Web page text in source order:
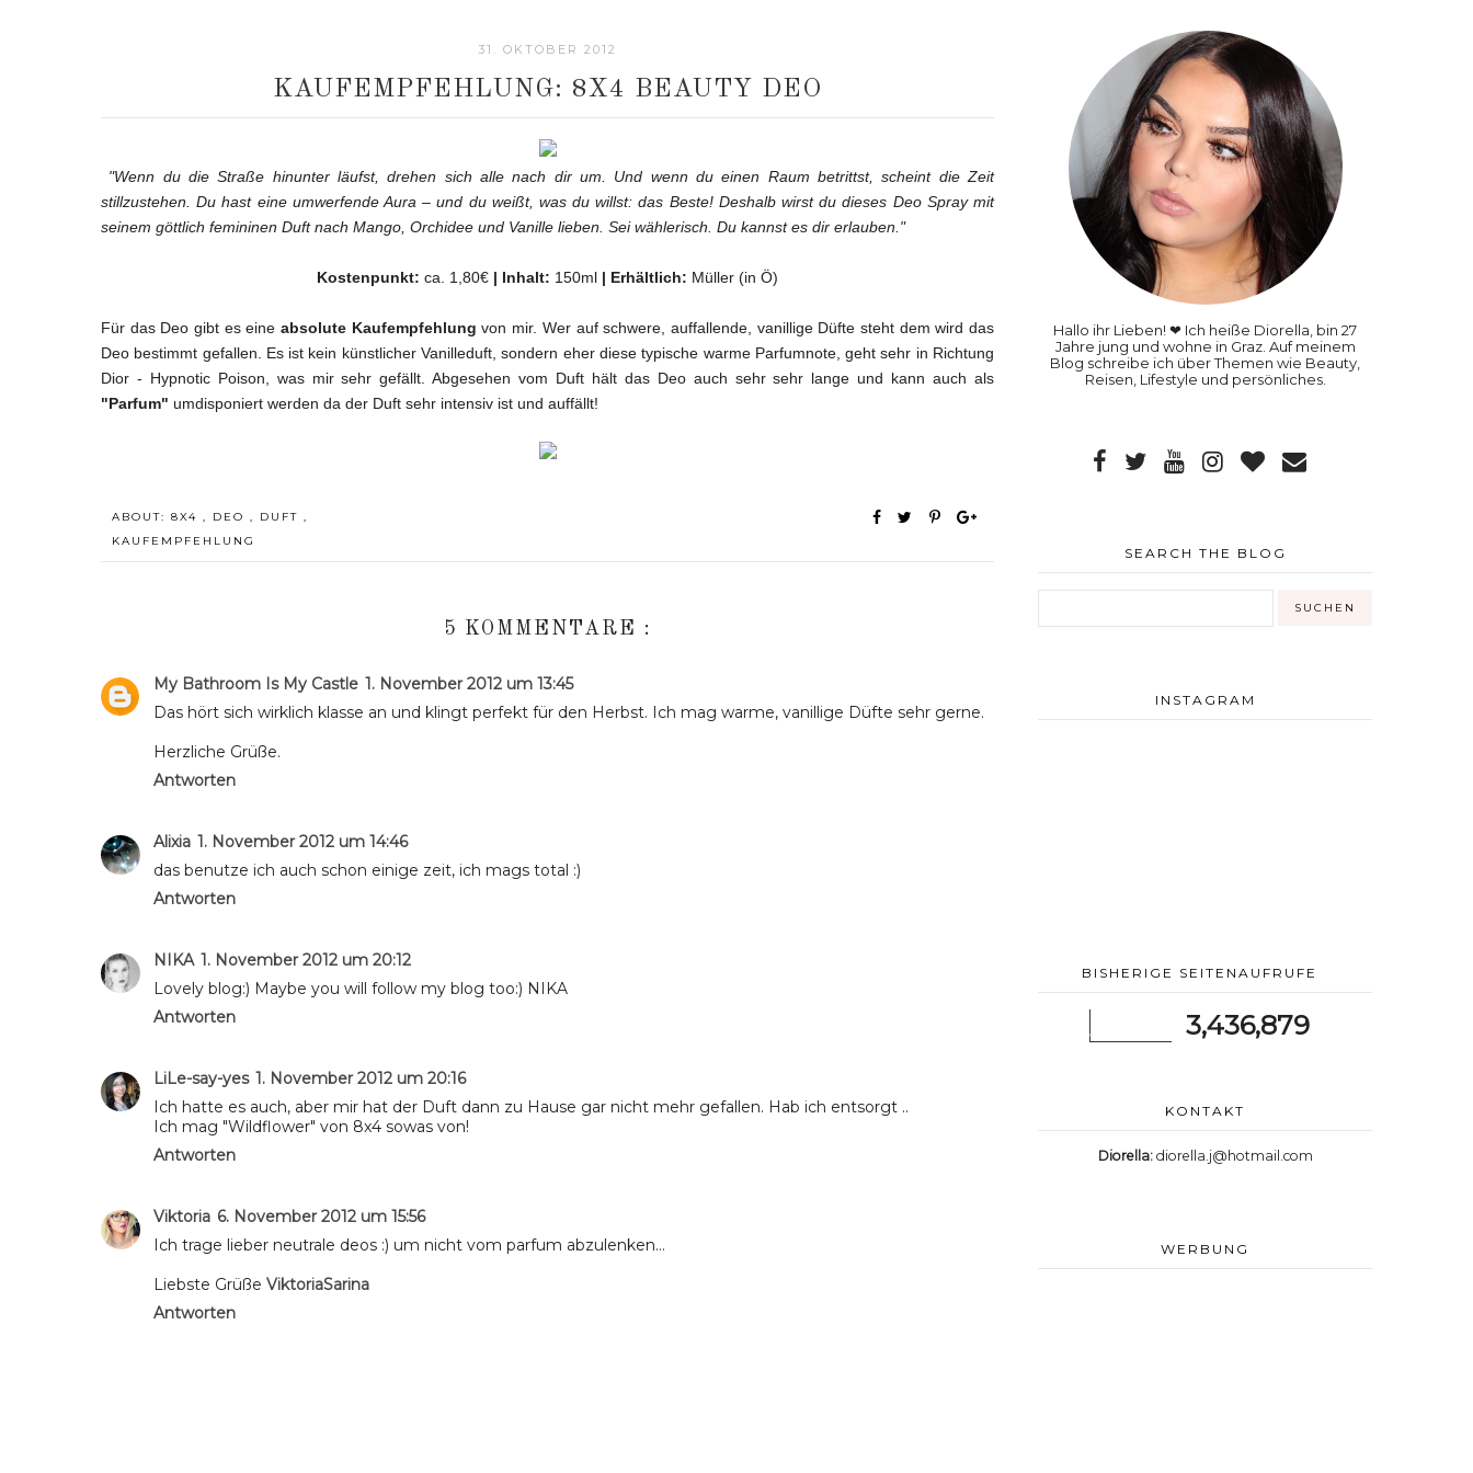
31. OKTOBER 2012
KAUFEMPFEHLUNG: 8X4 BEAUTY DEO
"Wenn du die Straße hinunter läufst, drehen sich alle nach dir um. Und wenn du einen Raum betrittst, scheint die Zeit
stillzustehen. Du hast eine umwerfende Aura – und du weißt, was du willst: das Beste! Deshalb wirst du dieses Deo Spray mit
seinem göttlich femininen Duft nach Mango, Orchidee und Vanille lieben. Sei wählerisch. Du kannst es dir erlauben."
Kostenpunkt: ca. 1,80€ | Inhalt: 150ml | Erhältlich: Müller (in Ö)
Für das Deo gibt es eineabsolute Kaufempfehlung von mir. Wer auf schwere, auffallende, vanillige Düfte steht dem wird das
Deo bestimmt gefallen. Es ist kein künstlicher Vanilleduft, sondern eher diese typische warme Parfumnote, geht sehr in Richtung
Dior - Hypnotic Poison, was mir sehr gefällt. Abgesehen vom Duft hält das Deo auch sehr sehr lange und kann auch als
"Parfum" umdisponiert werden da der Duft sehr intensiv ist und auffällt!
ABOUT: 8X4 , DEO , DUFT ,
KAUFEMPFEHLUNG
5 KOMMENTARE :
My Bathroom Is My Castle 1. November 2012 um 13:45
Das hört sich wirklich klasse an und klingt perfekt für den Herbst. Ich mag warme, vanillige Düfte sehr gerne.
Herzliche Grüße.
Antworten
Alixia 1. November 2012 um 14:46
das benutze ich auch schon einige zeit, ich mags total :)
Antworten
NIKA 1. November 2012 um 20:12
Lovely blog:) Maybe you will follow my blog too:) NIKA
Antworten
LiLe-say-yes 1. November 2012 um 20:16
Ich hatte es auch, aber mir hat der Duft dann zu Hause gar nicht mehr gefallen. Hab ich entsorgt ..
Ich mag "Wildflower" von 8x4 sowas von!
Antworten
Viktoria 6. November 2012 um 15:56
Ich trage lieber neutrale deos :) um nicht vom parfum abzulenken...
Liebste Grüße ViktoriaSarina
Antworten
Hallo ihr Lieben! ❤ Ich heiße Diorella, bin 27
Jahre jung und wohne in Graz. Auf meinem
Blog schreibe ich über Themen wie Beauty,
Reisen, Lifestyle und persönliches.
SEARCH THE BLOG
INSTAGRAM
BISHERIGE SEITENAUFRUFE
3,436,879
KONTAKT
Diorella: diorella.j@hotmail.com
WERBUNG